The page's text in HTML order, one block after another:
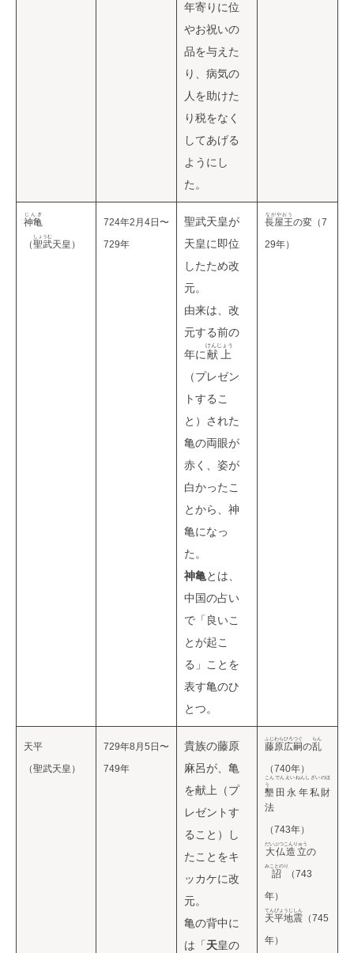
年寄りに位
やお祝いの
品を与えた
り、病気の
人を助けた
り税をなく
してあげる
ようにし
た。
神亀
じんぎ
（聖武
しょうむ
天皇）
724年2月4日〜
729年
聖武天皇が
天皇に即位
したため改
元。
由来は、改
元する前の
年に献上
けんじょう
（プレゼン
トするこ
と）された
亀の両眼が
赤く、姿が
白かったこ
とから、神
亀になっ
た。
神亀とは、
中国の占い
で「良いこ
とが起こ
る」ことを
表す亀のひ
とつ。
長屋王
ながやおう
の変 （7
29年）
天平
（聖武天皇）
729年8月5日〜
749年
貴族の藤原
麻呂が、亀
を献上（プ
レゼントす
ること）し
たことをキ
ッカケに改
元。
亀の背中に
は「 天皇の
藤原広嗣
ふじわらひろつぐ
の乱
らん
（740年）
墾田永年私財
法
こんでんえいねんしざいのほ
う
（743年）
大仏造立
だいぶつこんりゅう
の
詔
みことのり
（743
年）
天平地震
てんぴょうじしん
（745
年）